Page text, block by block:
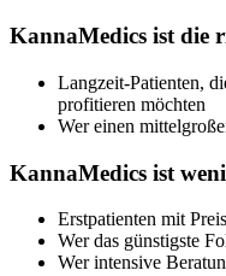
KannaMedics ist die
Langzeit-Patienten,
profitieren möchten
Wer einen
KannaMedics ist
Erstpatienten mit
Wer das günstigste
Wer intensive